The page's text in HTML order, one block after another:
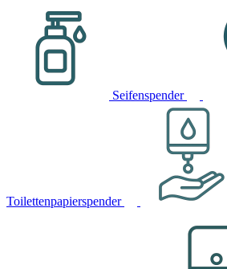
Seifenspender
Toilettenpapierspender